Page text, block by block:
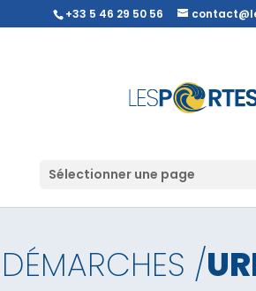
+33 5 46 29 50 56
Sélectionner une page
DÉMARCHES /